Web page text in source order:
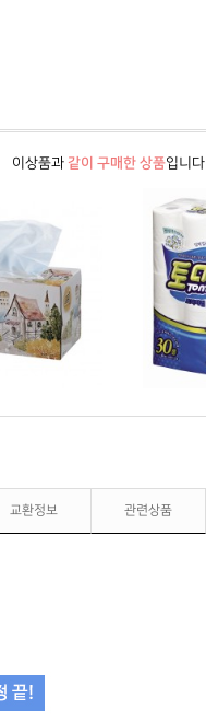
이상품과 같이 구매한 상품입니다
교환정보 관련상품